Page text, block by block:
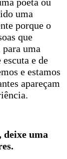
uma
porque o
que
uma
e de
e estamos
apareçam
deixe uma